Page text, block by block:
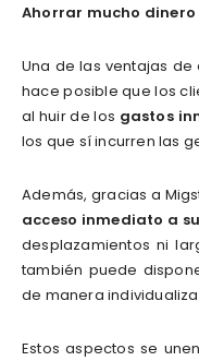
Ahorrar mucho dinero
Una de las ventajas
hace posible que los
al huir de los gastos
los que sí incurren las
Además, gracias a
acceso inmediato a
desplazamientos ni
también puede
de manera
Estos aspectos se